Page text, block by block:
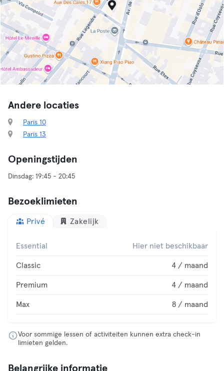
Andere locaties
Paris 10
Paris 13
Openingstijden
Bezoeklimieten
Privé Zakelijk
Essential Hier niet beschikbaar
Classic 4 / maand
Premium 4 / maand
Max 8 / maand
Voor sommige lessen of activiteiten kunnen extra check-in
limieten gelden.
Belangrijke informatie